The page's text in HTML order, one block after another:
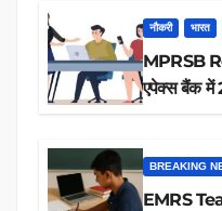
नौकरी भारत
MPRSB
एपेक्स बैंक में
BREAKING
EMRS